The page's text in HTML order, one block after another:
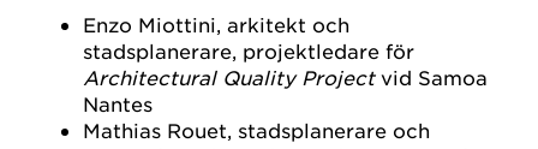
Enzo Miottini, arkitekt och
stadsplanerare, projektledare för
Architectural Quality Projectvid Samoa
Nantes
Mathias Rouet, stadsplanerare och